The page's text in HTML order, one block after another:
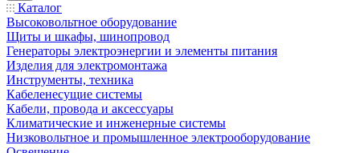
Каталог
Высоковольтное оборудование
Щиты и шкафы, шинопровод
Генераторы электроэнергии и элементы питания
Изделия для электромонтажа
Инструменты, техника
Кабеленесущие системы
Кабели, провода и аксессуары
Климатические и инженерные системы
Низковольтное и промышленное электрооборудование